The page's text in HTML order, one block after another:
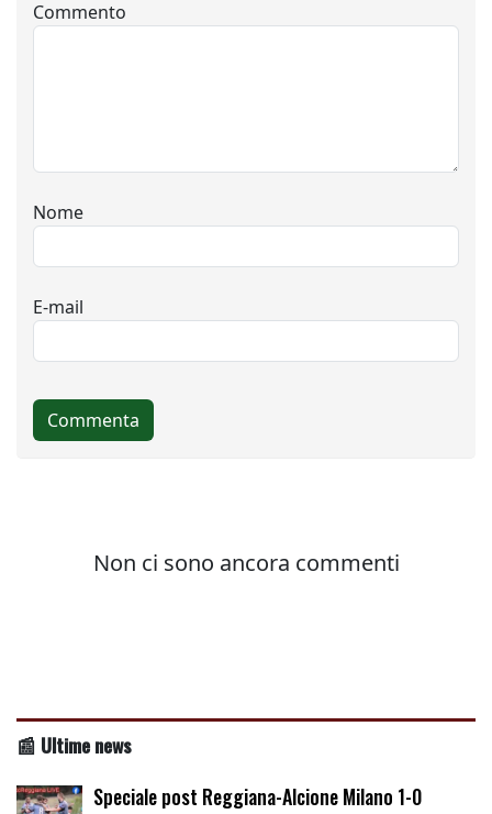
📰 Ultime news
Speciale post Reggiana-Alcione Milano 1-0